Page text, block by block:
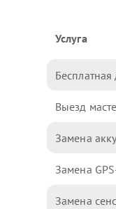
Услуга
Бесплатная
Выезд
Замена
Замена
Замена